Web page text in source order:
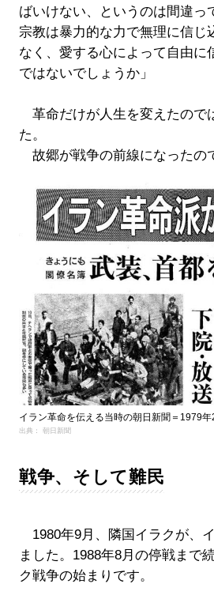
ばいけない、というのは間違っ
宗教は暴力的な力で無理に信じ
なく、愛する心によって自由に
ではないでしょうか」
革命だけが人生を変えたので
た。
故郷が戦争の前線になったの
イラン革命を伝える当時の朝日新聞＝1979年
出典： 朝日新聞
戦争、そして難民
1980年9月、隣国イラクが、
ました。1988年8月の停戦まで
ク戦争の始まりです。